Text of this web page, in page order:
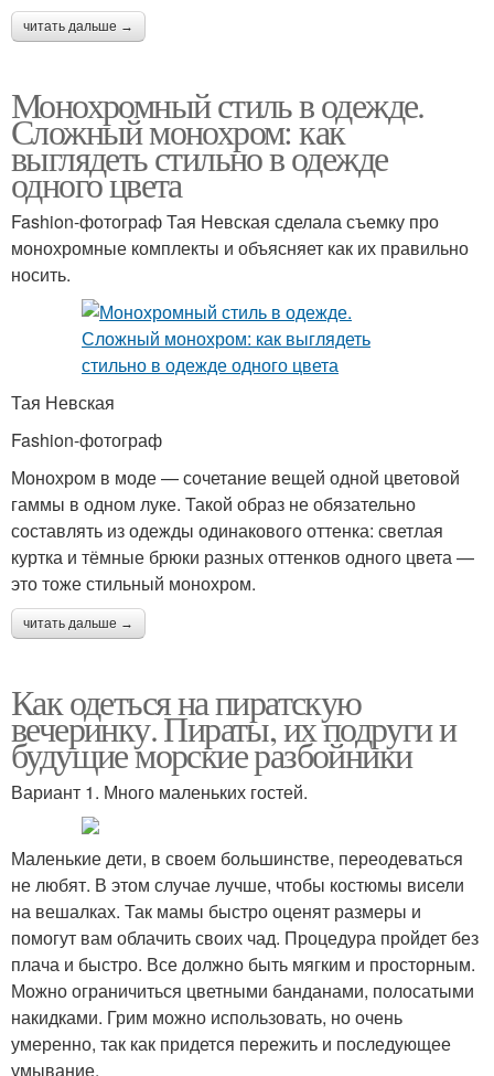
читать дальше →
Монохромный стиль в одежде.
Сложный монохром: как
выглядеть стильно в одежде
одного цвета
Fashion-фотограф Тая Невская сделала съемку про
монохромные комплекты и объясняет как их правильно
носить.
Тая Невская
Fashion-фотограф
Монохром в моде — сочетание вещей одной цветовой
гаммы в одном луке. Такой образ не обязательно
составлять из одежды одинакового оттенка: светлая
куртка и тёмные брюки разных оттенков одного цвета —
это тоже стильный монохром.
читать дальше →
Как одеться на пиратскую
вечеринку. Пираты, их подруги и
будущие морские разбойники
Вариант 1. Много маленьких гостей.
Маленькие дети, в своем большинстве, переодеваться
не любят. В этом случае лучше, чтобы костюмы висели
на вешалках. Так мамы быстро оценят размеры и
помогут вам облачить своих чад. Процедура пройдет без
плача и быстро. Все должно быть мягким и просторным.
Можно ограничиться цветными банданами, полосатыми
накидками. Грим можно использовать, но очень
умеренно, так как придется пережить и последующее
умывание.